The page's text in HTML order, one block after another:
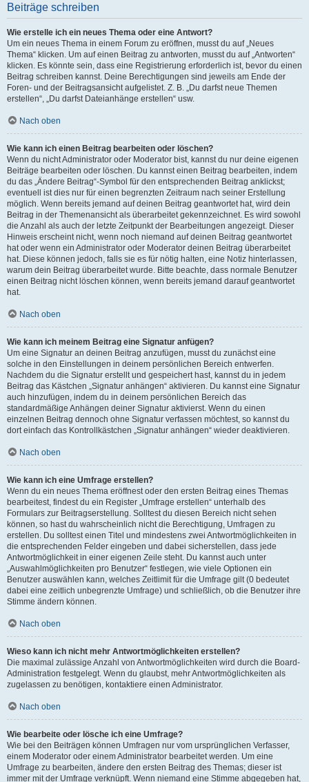
Beiträge schreiben
Wie erstelle ich ein neues Thema oder eine Antwort?
Um ein neues Thema in einem Forum zu eröffnen, musst du auf „Neues
Thema“ klicken. Um auf einen Beitrag zu antworten, musst du auf „Antworten“
klicken. Es könnte sein, dass eine Registrierung erforderlich ist, bevor du einen
Beitrag schreiben kannst. Deine Berechtigungen sind jeweils am Ende der
Foren- und der Beitragsansicht aufgelistet. Z. B. „Du darfst neue Themen
erstellen“, „Du darfst Dateianhänge erstellen“ usw.
Nach oben
Wie kann ich einen Beitrag bearbeiten oder löschen?
Wenn du nicht Administrator oder Moderator bist, kannst du nur deine eigenen
Beiträge bearbeiten oder löschen. Du kannst einen Beitrag bearbeiten, indem
du das „Ändere Beitrag“-Symbol für den entsprechenden Beitrag anklickst;
eventuell ist dies nur für einen begrenzten Zeitraum nach seiner Erstellung
möglich. Wenn bereits jemand auf deinen Beitrag geantwortet hat, wird dein
Beitrag in der Themenansicht als überarbeitet gekennzeichnet. Es wird sowohl
die Anzahl als auch der letzte Zeitpunkt der Bearbeitungen angezeigt. Dieser
Hinweis erscheint nicht, wenn noch niemand auf deinen Beitrag geantwortet
hat oder wenn ein Administrator oder Moderator deinen Beitrag überarbeitet
hat. Diese können jedoch, falls sie es für nötig halten, eine Notiz hinterlassen,
warum dein Beitrag überarbeitet wurde. Bitte beachte, dass normale Benutzer
einen Beitrag nicht löschen können, wenn bereits jemand darauf geantwortet
hat.
Nach oben
Wie kann ich meinem Beitrag eine Signatur anfügen?
Um eine Signatur an deinen Beitrag anzufügen, musst du zunächst eine
solche in den Einstellungen in deinem persönlichen Bereich entwerfen.
Nachdem du die Signatur erstellt und gespeichert hast, kannst du in jedem
Beitrag das Kästchen „Signatur anhängen“ aktivieren. Du kannst eine Signatur
auch hinzufügen, indem du in deinem persönlichen Bereich das
standardmäßige Anhängen deiner Signatur aktivierst. Wenn du einen
einzelnen Beitrag dennoch ohne Signatur verfassen möchtest, so kannst du
dort einfach das Kontrollkästchen „Signatur anhängen“ wieder deaktivieren.
Nach oben
Wie kann ich eine Umfrage erstellen?
Wenn du ein neues Thema eröffnest oder den ersten Beitrag eines Themas
bearbeitest, findest du ein Register „Umfrage erstellen“ unterhalb des
Formulars zur Beitragserstellung. Solltest du diesen Bereich nicht sehen
können, so hast du wahrscheinlich nicht die Berechtigung, Umfragen zu
erstellen. Du solltest einen Titel und mindestens zwei Antwortmöglichkeiten in
die entsprechenden Felder eingeben und dabei sicherstellen, dass jede
Antwortmöglichkeit in einer eigenen Zeile steht. Du kannst auch unter
„Auswahlmöglichkeiten pro Benutzer“ festlegen, wie viele Optionen ein
Benutzer auswählen kann, welches Zeitlimit für die Umfrage gilt (0 bedeutet
dabei eine zeitlich unbegrenzte Umfrage) und schließlich, ob die Benutzer ihre
Stimme ändern können.
Nach oben
Wieso kann ich nicht mehr Antwortmöglichkeiten erstellen?
Die maximal zulässige Anzahl von Antwortmöglichkeiten wird durch die Board-
Administration festgelegt. Wenn du glaubst, mehr Antwortmöglichkeiten als
zugelassen zu benötigen, kontaktiere einen Administrator.
Nach oben
Wie bearbeite oder lösche ich eine Umfrage?
Wie bei den Beiträgen können Umfragen nur vom ursprünglichen Verfasser,
einem Moderator oder einem Administrator bearbeitet werden. Um eine
Umfrage zu bearbeiten, ändere den ersten Beitrag des Themas; dieser ist
immer mit der Umfrage verknüpft. Wenn niemand eine Stimme abgegeben hat,